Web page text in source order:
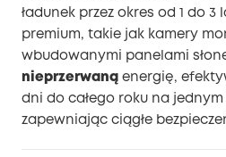
ładunek przez okres od 1 do 3
premium, takie jak kamery
wbudowanymi panelami
nieprzerwaną energię,
dni do całego roku na jednym
zapewniając ciągłe